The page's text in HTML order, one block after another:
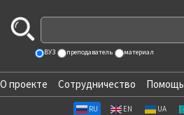
ВУЗ преподаватель материал
О проекте Сотрудничество Помощь
RU EN UA